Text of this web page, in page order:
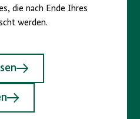
die nach Ende Ihres
werden.